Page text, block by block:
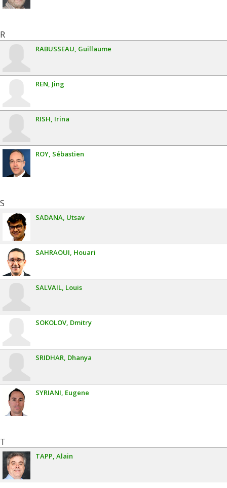
R
RABUSSEAU Guillaume
REN Jing
RISH Irina
ROY Sébastien
S
SADANA Utsav
SAHRAOUI Houari
SALVAIL Louis
SOKOLOV Dmitry
SRIDHAR Dhanya
SYRIANI Eugene
T
TAPP Alain